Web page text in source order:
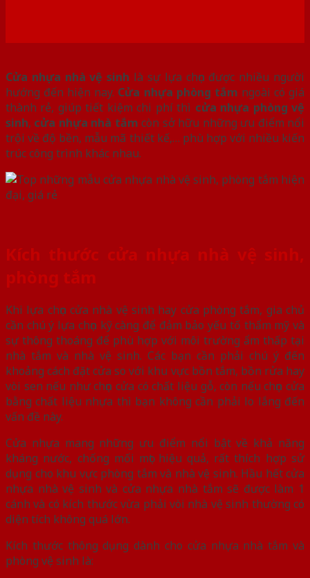
Cửa nhựa nhà vệ sinh là sự lựa chọn được nhiều người
hướng đến hiện nay. Cửa nhựa phòng tắm ngoài có giá
thành rẻ, giúp tiết kiệm chi phí thì cửa nhựa phòng vệ
sinh, cửa nhựa nhà tắm còn sở hữu những ưu điểm nổi
trội về độ bền, mẫu mã thiết kế,… phù hợp với nhiều kiến
trúc công trình khác nhau.
Kích thước cửa nhựa nhà vệ sinh,
phòng tắm
Khi lựa chọn cửa nhà vệ sinh hay cửa phòng tắm, gia chủ
cần chú ý lựa chọn kỹ càng để đảm bảo yếu tố thẩm mỹ và
sự thông thoáng để phù hợp với môi trường ẩm thấp tại
nhà tắm và nhà vệ sinh. Các bạn cần phải chú ý đến
khoảng cách đặt cửa so với khu vực bồn tắm, bồn rửa hay
vòi sen nếu như chọn cửa có chất liệu gỗ, còn nếu chọn cửa
bằng chất liệu nhựa thì bạn không cần phải lo lắng đến
vấn đề này.
Cửa nhựa mang những ưu điểm nổi bật về khả năng
kháng nước, chống mối mọt hiệu quả, rất thích hợp sử
dụng cho khu vực phòng tắm và nhà vệ sinh. Hầu hết cửa
nhựa nhà vệ sinh và cửa nhựa nhà tắm sẽ được làm 1
cánh và có kích thước vừa phải vòi nhà vệ sinh thường có
diện tích không quá lớn.
Kích thước thông dụng dành cho cửa nhựa nhà tắm và
phòng vệ sinh là: